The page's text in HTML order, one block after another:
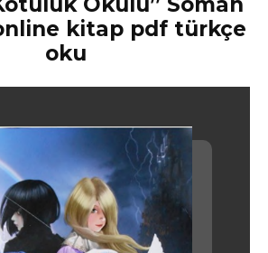
kitap pdf türkçe
oku